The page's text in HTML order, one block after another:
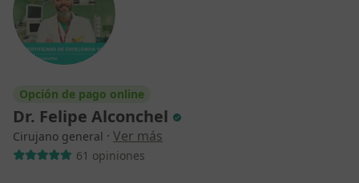
Opción de pago online
Dr. Felipe Alconchel
Cirujano general · Ver más
61 opiniones